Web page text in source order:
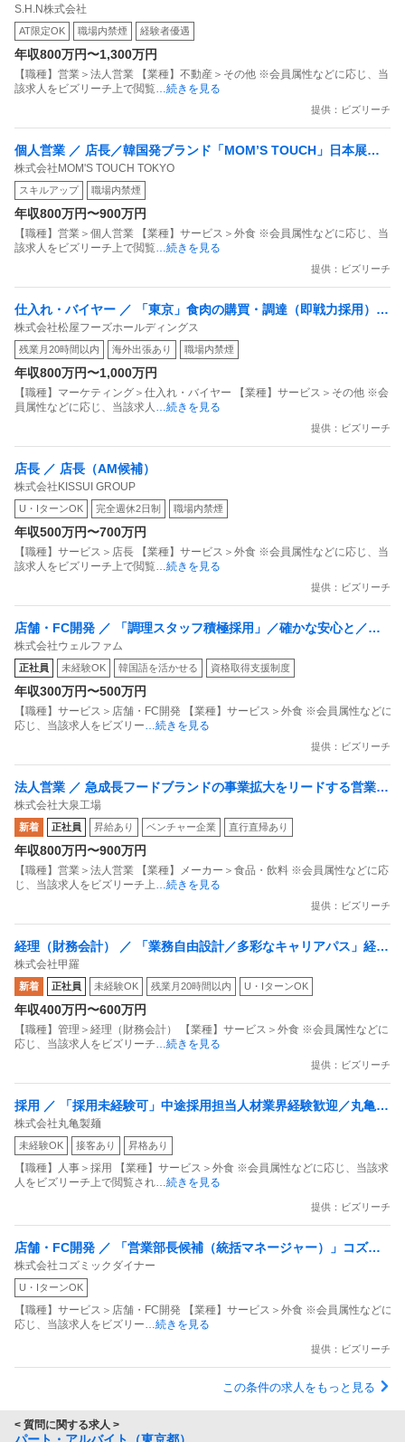
上可能営業経験者募集
S.H.N株式会社
AT限定OK 職場内禁煙 経験者優遇
年収800万円〜1,300万円
【職種】営業＞法人営業 【業種】不動産＞その他 ※会員属性などに応じ、当
該求人をビズリーチ上で閲覧…続きを見る
提供：ビズリーチ
個人営業 ／ 店長／韓国発ブランド「MOM’S TOUCH」日本展開
の拡大を推進！
株式会社MOM'S TOUCH TOKYO
スキルアップ 職場内禁煙
年収800万円〜900万円
【職種】営業＞個人営業 【業種】サービス＞外食 ※会員属性などに応じ、当
該求人をビズリーチ上で閲覧…続きを見る
提供：ビズリーチ
仕入れ・バイヤー ／ 「東京」食肉の購買・調達（即戦力採用）
「松屋」等・プライム上場・残業20時間程度・海外出張あり
株式会社松屋フーズホールディングス
残業月20時間以内 海外出張あり 職場内禁煙
年収800万円〜1,000万円
【職種】マーケティング＞仕入れ・バイヤー 【業種】サービス＞その他 ※会
員属性などに応じ、当該求人 …続きを見る
提供：ビズリーチ
店長 ／ 店長（AM候補）
株式会社KISSUI GROUP
U・IターンOK 完全週休2日制 職場内禁煙
年収500万円〜700万円
【職種】サービス＞店長 【業種】サービス＞外食 ※会員属性などに応じ、当
該求人をビズリーチ上で閲覧…続きを見る
提供：ビズリーチ
店舗・FC開発 ／ 「調理スタッフ積極採用」／確かな安心と／確
実な成長を銀座の名店で一流へ…／資格取得・独立支援あり
株式会社ウェルファム
正社員 未経験OK 韓国語を活かせる 資格取得支援制度
年収300万円〜500万円
【職種】サービス＞店舗・FC開発 【業種】サービス＞外食 ※会員属性などに
応じ、当該求人をビズリー…続きを見る
提供：ビズリーチ
法人営業 ／ 急成長フードブランドの事業拡大をリードする営業リ
ーダー
株式会社大泉工場
新着 正社員 昇給あり ベンチャー企業 直行直帰あり
年収800万円〜900万円
【職種】営業＞法人営業 【業種】メーカー＞食品・飲料 ※会員属性などに応
じ、当該求人をビズリーチ上…続きを見る
提供：ビズリーチ
経理（財務会計） ／ 「業務自由設計／多彩なキャリアパス」経理
／「赤から・甲羅本店（かに日本料理ブランド）」など有名店を
手掛ける企業の変革期のコアメンバー
株式会社甲羅
新着 正社員 未経験OK 残業月20時間以内 U・IターンOK
年収400万円〜600万円
【職種】管理＞経理（財務会計） 【業種】サービス＞外食 ※会員属性などに
応じ、当該求人をビズリーチ…続きを見る
提供：ビズリーチ
採用 ／ 「採用未経験可」中途採用担当人材業界経験歓迎／丸亀製
麺の営業社員採用を担当／やりがいなお仕事
株式会社丸亀製麺
未経験OK 接客あり 昇格あり
【職種】人事＞採用 【業種】サービス＞外食 ※会員属性などに応じ、当該求
人をビズリーチ上で閲覧され…続きを見る
提供：ビズリーチ
店舗・FC開発 ／ 「営業部長候補（統括マネージャー）」コズミ
ックグループ／「鶏っく／たなごころ／オードリー」など／関西
を中心に43業態・全国100店舗の飲食店を展開
株式会社コズミックダイナー
U・IターンOK
【職種】サービス＞店舗・FC開発 【業種】サービス＞外食 ※会員属性などに
応じ、当該求人をビズリー…続きを見る
提供：ビズリーチ
この条件の求人をもっと見る
< 質問に関する求人 >